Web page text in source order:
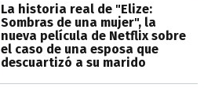
La historia real de "Elize:
Sombras de una mujer", la
nueva película de Netflix sobre
el caso de una esposa que
descuartizó a su marido